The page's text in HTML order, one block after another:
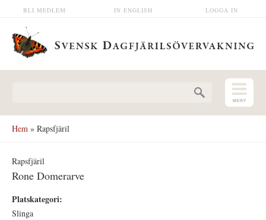
Hoppa till huvudinnehåll LOGGA IN
IN ENGLISH
BLI MEDLEM
Hem » Rapsfjäril
Rapsfjäril
Rone Domerarve
Platskategori:
Slinga